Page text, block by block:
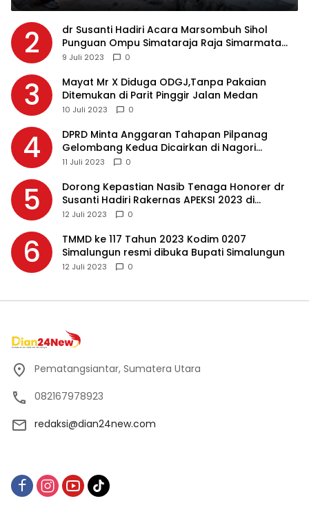
2
dr Susanti Hadiri Acara Marsombuh Sihol
Punguan Ompu Simataraja Raja Simarmata
Dohot Boruna Kota Siantar
9 Juli 2023 0
3
Mayat Mr X Diduga ODGJ,Tanpa Pakaian
Ditemukan di Parit Pinggir Jalan Medan
10 Juli 2023 0
4
DPRD Minta Anggaran Tahapan Pilpanag
Gelombang Kedua Dicairkan di Nagori
Masing-masing, Ini Alasannya…
11 Juli 2023 0
5
Dorong Kepastian Nasib Tenaga Honorer dr
Susanti Hadiri Rakernas APEKSI 2023 di
Makassar
12 Juli 2023 0
6
TMMD ke 117 Tahun 2023 Kodim 0207
Simalungun resmi dibuka Bupati Simalungun
12 Juli 2023 0
Pematangsiantar, Sumatera Utara
082167978923
redaksi@dian24new.com